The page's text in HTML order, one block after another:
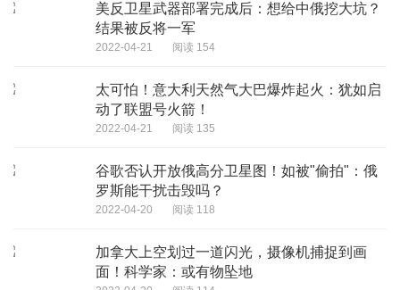
美反卫星武器部署完成后：想给中俄挖大坑？
结果被反将一军
2022-04-21 阅读 154
太可怕！意大利天然气大巴爆炸起火：犹如启
动了联盟号火箭！
2022-04-21 阅读 135
谷歌否认开放俄高分卫星图！如被"偷拍"：俄
罗斯能干扰击毁吗？
2022-04-20 阅读 118
加拿大上空划过一道闪光，摄像机捕捉到画
面！科学家：或有物坠地